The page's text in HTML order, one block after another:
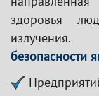
здоровья
безопасности